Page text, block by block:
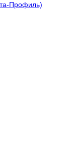
Профиль)